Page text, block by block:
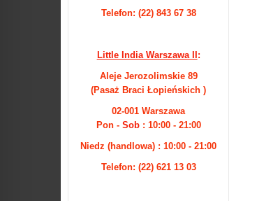
Telefon: (22) 843 67 38
Little India Warszawa II :
Aleje Jerozolimskie 89
(Pasaż Braci Łopieńskich )
02-001 Warszawa
Pon - Sob: 10:00 - 21:00
Niedz (handlowa) : 10:00 - 21:00
Telefon: (22) 621 13 03